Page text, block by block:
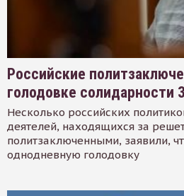
Российские
голодовке солидарности
Несколько российских
деятелей, находящихся за
политзаключенными, заявили,
однодневную голодовку